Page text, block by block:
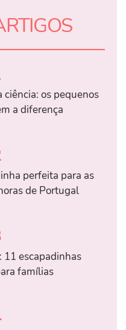
os pequenos
a diferença
perfeita para as
de Portugal
11 escapadinhas
famílias